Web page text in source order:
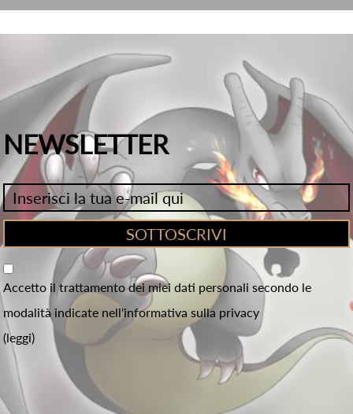
NEWSLETTER
Accetto il trattamento dei miei dati personali secondo le
modalità indicate nell'informativa sulla privacy
(leggi)